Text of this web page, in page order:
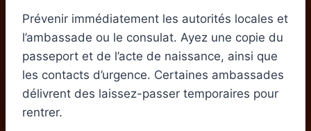
Prévenir immédiatement les autorités locales et
l’ambassade ou le consulat. Ayez une copie du
passeport et de l’acte de naissance, ainsi que
les contacts d’urgence. Certaines ambassades
délivrent des laissez-passer temporaires pour
rentrer.